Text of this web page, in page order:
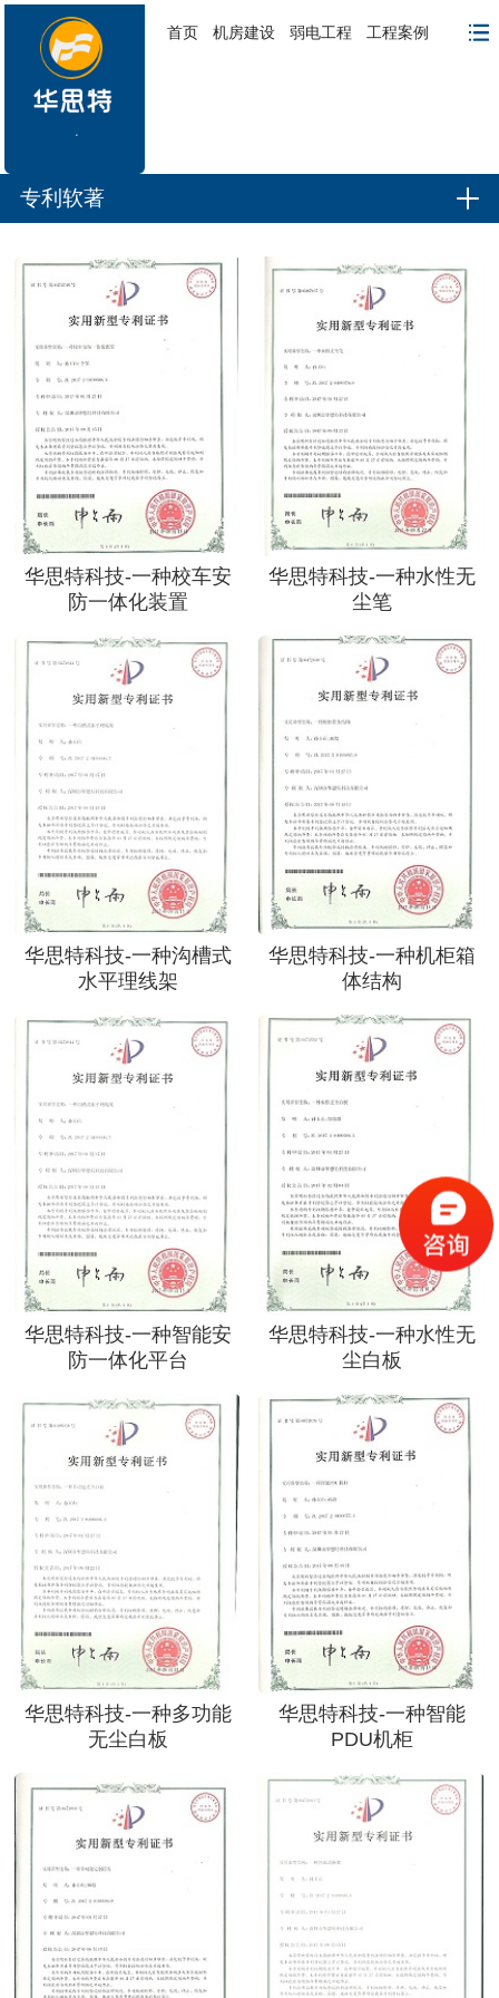
首页 机房建设 弱电工程 工程案例
专利软著
华思特科技-一种校车安
防一体化装置
华思特科技-一种水性无
尘笔
华思特科技-一种沟槽式
水平理线架
华思特科技-一种机柜箱
体结构
华思特科技-一种智能安
防一体化平台
华思特科技-一种水性无
尘白板
华思特科技-一种多功能
无尘白板
华思特科技-一种智能
PDU机柜